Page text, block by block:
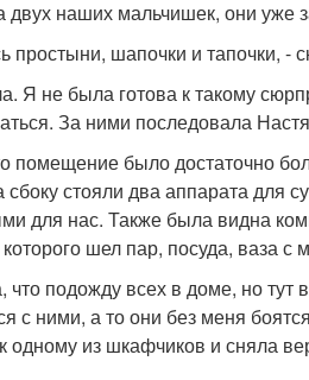
двух наших мальчишек, они уже
простыни, шапочки и тапочки, -
Я не была готова к такому
За ними последовала
помещение было достаточно
сбоку стояли два аппарата для
для нас. Также была видна
которого шел пар, посуда, ваза
что подожду всех в доме, но
с ними, а то они без меня
одному из шкафчиков и сняла